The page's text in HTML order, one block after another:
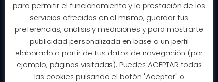
para permitir el funcionamiento y la prestación de los
servicios ofrecidos en el mismo, guardar tus
preferencias, análisis y mediciones y para mostrarte
publicidad personalizada en base a un perfil
elaborado a partir de tus datos de navegación (por
ejemplo, páginas visitadas). Puedes ACEPTAR todas
las cookies pulsando el botón "Aceptar" o